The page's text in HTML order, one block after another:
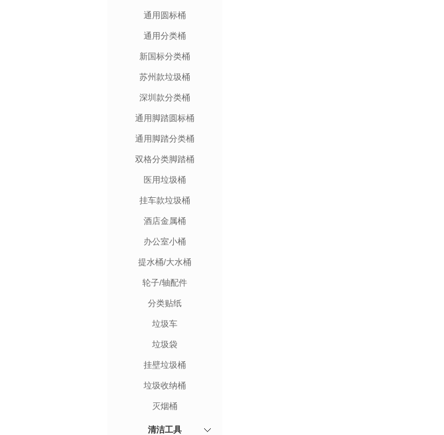
通用圆标桶
通用分类桶
新国标分类桶
苏州款垃圾桶
深圳款分类桶
通用脚踏圆标桶
通用脚踏分类桶
双格分类脚踏桶
医用垃圾桶
挂车款垃圾桶
酒店金属桶
办公室小桶
提水桶/大水桶
轮子/轴配件
分类贴纸
垃圾车
垃圾袋
挂壁垃圾桶
垃圾收纳桶
灭烟桶
清洁工具